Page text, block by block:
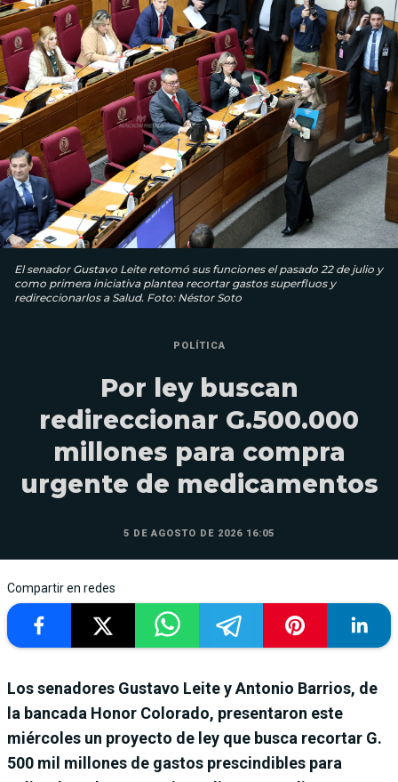
El senador Gustavo Leite retomó sus funciones el pasado 22 de julio y
como primera iniciativa plantea recortar gastos superfluos y
redireccionarlos a Salud. Foto: Néstor Soto
POLÍTICA
Por ley buscan
redireccionar G.500.000
millones para compra
urgente de medicamentos
5 DE AGOSTO DE 2026 16:05
Compartir en redes
Los senadores Gustavo Leite y Antonio Barrios, de
la bancada Honor Colorado, presentaron este
miércoles un proyecto de ley que busca recortar G.
500 mil millones de gastos prescindibles para